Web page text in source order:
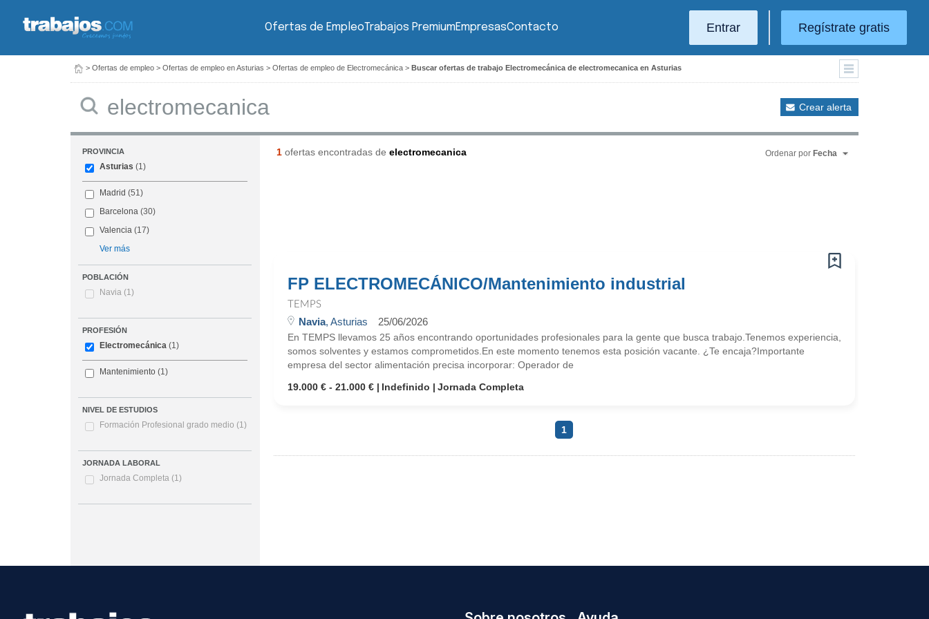
Ofertas de EmpleoTrabajos PremiumEmpresasContacto Entrar Regístrate gratis
> Ofertas de empleo > Ofertas de empleo en Asturias > Ofertas de empleo de Electromecánica > Buscar ofertas de trabajo Electromecánica de electromecanica en Asturias
Crear alerta
PROVINCIA
Asturias (1)
Madrid (51)
Barcelona (30)
Valencia (17)
Ver más
POBLACIÓN
Navia (1)
PROFESIÓN
Electromecánica (1)
Mantenimiento (1)
NIVEL DE ESTUDIOS
Formación Profesional grado medio (1)
JORNADA LABORAL
Jornada Completa (1)
1ofertas encontradas de electromecanica Ordenar por Fecha
FP ELECTROMECÁNICO/Mantenimiento industrial
TEMPS
Navia, Asturias 25/06/2026
En TEMPS llevamos 25 años encontrando oportunidades profesionales para la gente que busca trabajo.Tenemos experiencia,
somos solventes y estamos comprometidos.En este momento tenemos esta posición vacante. ¿Te encaja?Importante
empresa del sector alimentación precisa incorporar: Operador de
19.000 € - 21.000 €
Indefinido Jornada Completa
1